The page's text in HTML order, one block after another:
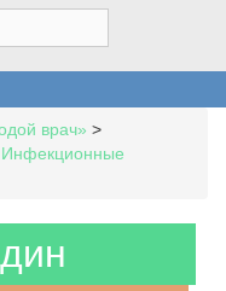
врач» >
Инфекционные